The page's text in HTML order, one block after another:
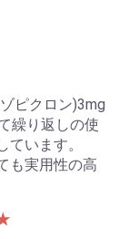
む
ピクロン)3mg
繰り返しの使
います。
も実用性の高